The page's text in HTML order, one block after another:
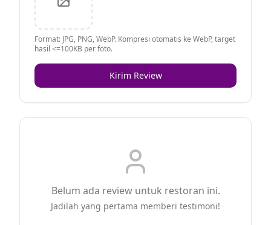
Format: JPG, PNG, WebP. Kompresi otomatis ke WebP, target
hasil <=100KB per foto.
Kirim Review
Belum ada review untuk restoran ini.
Jadilah yang pertama memberi testimoni!